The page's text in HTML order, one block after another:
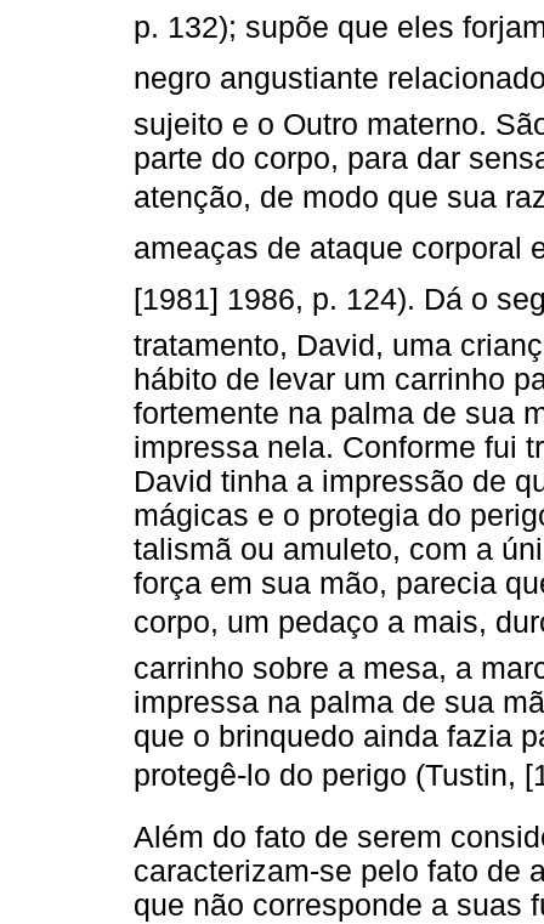
p. 132); supõe que eles
negro angustiante
sujeito e o Outro materno.
parte do corpo, para dar
atenção, de modo que sua
ameaças de ataque corporal
[1981] 1986, p. 124). Dá o
tratamento, David, uma
hábito de levar um carrinho
fortemente na palma de sua
impressa nela. Conforme fui
David tinha a impressão de
mágicas e o protegia do
talismã ou amuleto, com a
força em sua mão, parecia
corpo, um pedaço a mais,
carrinho sobre a mesa, a
impressa na palma de sua
que o brinquedo ainda fazia
protegê-lo do perigo (Tustin,
Além do fato de serem
caracterizam-se pelo fato de
que não corresponde a suas